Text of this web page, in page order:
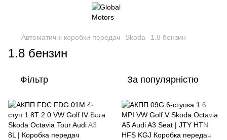
Автоматичні коробки передач Skoda 1.8 бензин
1.8 бензин
Фільтр За популярністю